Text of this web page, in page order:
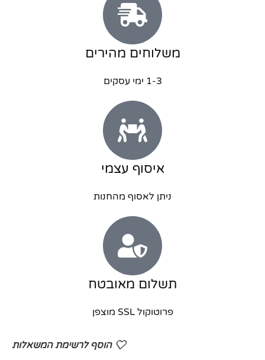
משלוחים מהירים
1-3 ימי עסקים
איסוף עצמי
ניתן לאסוף מהחנות
תשלום מאובטח
פרוטוקול SSL מוצפן
הוסף לרשימת המשאלות